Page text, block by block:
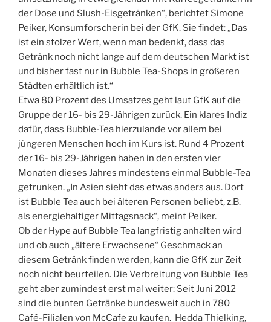
der Dose und Slush-Eisgetränken“, berichtet Simone
Peiker, Konsumforscherin bei der GfK. Sie findet: „Das
ist ein stolzer Wert, wenn man bedenkt, dass das
Getränk noch nicht lange auf dem deutschen Markt ist
und bisher fast nur in Bubble Tea-Shops in größeren
Städten erhältlich ist.“
Etwa 80 Prozent des Umsatzes geht laut GfK auf die
Gruppe der 16- bis 29-Jährigen zurück. Ein klares Indiz
dafür, dass Bubble-Tea hierzulande vor allem bei
jüngeren Menschen hoch im Kurs ist. Rund 4 Prozent
der 16- bis 29-Jährigen haben in den ersten vier
Monaten dieses Jahres mindestens einmal Bubble-Tea
getrunken. „In Asien sieht das etwas anders aus. Dort
ist Bubble Tea auch bei älteren Personen beliebt, z.B.
als energiehaltiger Mittagsnack“, meint Peiker.
Ob der Hype auf Bubble Tea langfristig anhalten wird
und ob auch „ältere Erwachsene“ Geschmack an
diesem Getränk finden werden, kann die GfK zur Zeit
noch nicht beurteilen. Die Verbreitung von Bubble Tea
geht aber zumindest erst mal weiter: Seit Juni 2012
sind die bunten Getränke bundesweit auch in 780
Café-Filialen von McCafe zu kaufen. Hedda Thielking,